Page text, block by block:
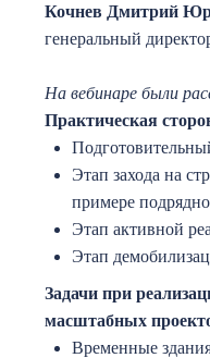
Кочнев Дмитрий
генеральный
На вебинаре были
Практическая
Этап захода на
примере
Этап активной
Этап
Задачи при
масштабных
Временные